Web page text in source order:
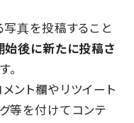
写真を投稿すること
後に新たに投稿さ
。
ント欄やリツイート
等を付けてコンテ